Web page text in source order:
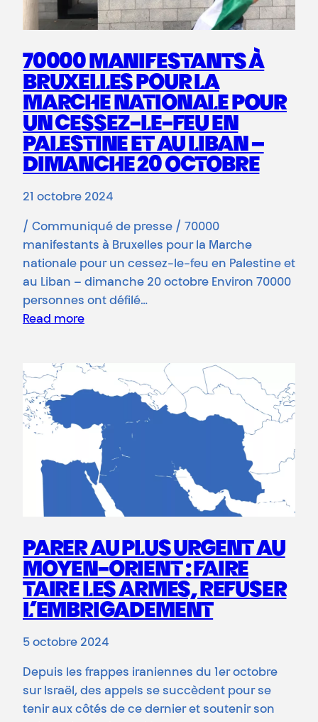
70000 MANIFESTANTS À
BRUXELLES POUR LA
MARCHE NATIONALE POUR
UN CESSEZ-LE-FEU EN
PALESTINE ET AU LIBAN –
DIMANCHE 20 OCTOBRE
21 octobre 2024
/ Communiqué de presse / 70000
manifestants à Bruxelles pour la Marche
nationale pour un cessez-le-feu en Palestine et
au Liban – dimanche 20 octobre Environ 70000
personnes ont défilé…
Read more
PARER AU PLUS URGENT AU
MOYEN-ORIENT : FAIRE
TAIRE LES ARMES, REFUSER
L’EMBRIGADEMENT
5 octobre 2024
Depuis les frappes iraniennes du 1er octobre
sur Israël, des appels se succèdent pour se
tenir aux côtés de ce dernier et soutenir son